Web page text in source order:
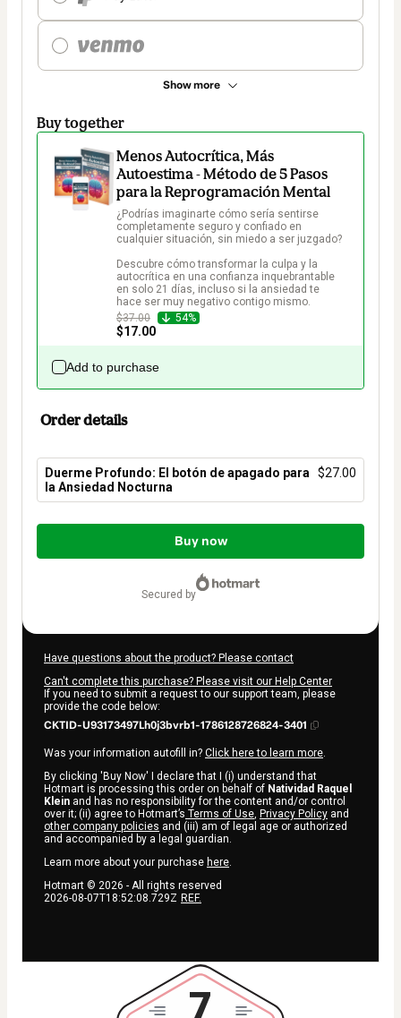
Show more
Buy together
Menos Autocrítica, Más
Autoestima - Método de 5 Pasos
para la Reprogramación Mental
¿Podrías imaginarte cómo sería sentirse
completamente seguro y confiado en
cualquier situación, sin miedo a ser juzgado?
Descubre cómo transformar la culpa y la
autocrítica en una confianza inquebrantable
en solo 21 días, incluso si la ansiedad te
hace ser muy negativo contigo mismo.
$37.00
54%
$17.00
Add to purchase
Order details
Duerme Profundo: El botón de apagado para
la Ansiedad Nocturna
$27.00
Total
$27.00
Buy now
secured by
Have questions about the product? Please contact
Can't complete this purchase? Please visit our Help Center
If you need to submit a request to our support team, please
provide the code below:
CKTID-U93173497Lh0j3bvrb1-1786128726824-3401
Was your information autofill in? Click here to learn more.
By clicking 'Buy Now' I declare that I (i) understand that
Hotmart is processing this order on behalf of Natividad Raquel
Klein and has no responsibility for the content and/or control
over it; (ii) agree to Hotmart’s Terms of Use, Privacy Policy and
other company policies and (iii) am of legal age or authorized
and accompanied by a legal guardian.
Learn more about your purchase here.
Hotmart © 2026 - All rights reserved
2026-08-07T18:52:08.729Z REF.
7